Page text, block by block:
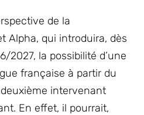
de la
Alpha, qui introduira, dès
2027, la possibilité d’une
française à partir du
intervenant
En effet, il pourrait,